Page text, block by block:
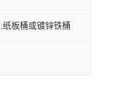
板桶或镀锌铁桶